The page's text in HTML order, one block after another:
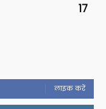
17
लाइक करें